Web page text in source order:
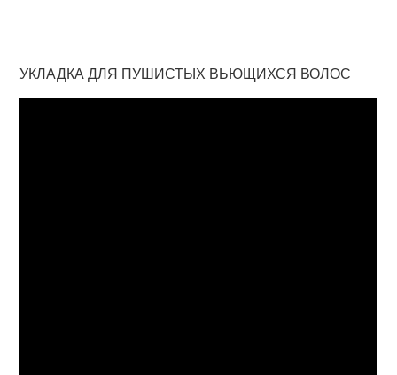
УКЛАДКА ДЛЯ ПУШИСТЫХ ВЬЮЩИХСЯ ВОЛОС